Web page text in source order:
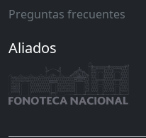
Preguntas frecuentes
Aliados